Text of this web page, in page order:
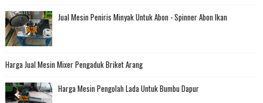
Jual Mesin Peniris Minyak Untuk Abon - Spinner Abon Ikan
Harga Jual Mesin Mixer Pengaduk Briket Arang
Harga Mesin Pengolah Lada Untuk Bumbu Dapur